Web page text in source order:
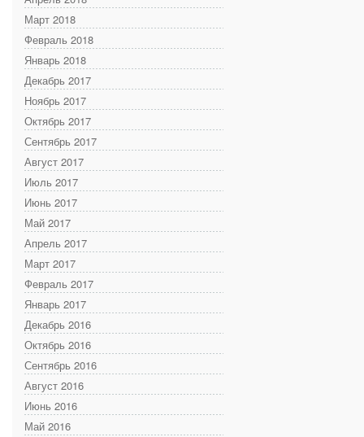
Март 2018
Февраль 2018
Январь 2018
Декабрь 2017
Ноябрь 2017
Октябрь 2017
Сентябрь 2017
Август 2017
Июль 2017
Июнь 2017
Май 2017
Апрель 2017
Март 2017
Февраль 2017
Январь 2017
Декабрь 2016
Октябрь 2016
Сентябрь 2016
Август 2016
Июнь 2016
Май 2016